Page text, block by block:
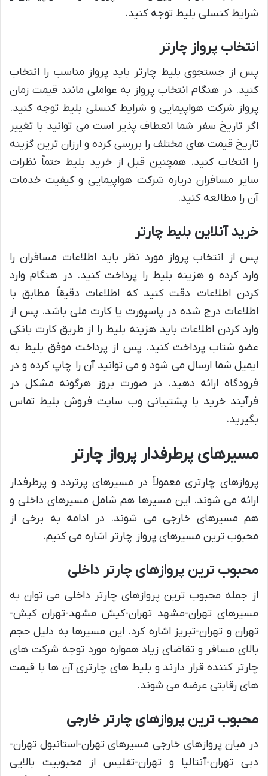
شرایط کنسلی بلیط توجه کنید.
انتخاب پرواز چارتر
پس از جستجوی بلیط چارتر باید پرواز مناسب را انتخاب
کنید. در هنگام انتخاب پرواز به عواملی مانند قیمت زمان
پرواز شرکت هواپیمایی و شرایط کنسلی بلیط توجه کنید.
اگر تاریخ سفر شما انعطاف پذیر است می توانید با تغییر
تاریخ قیمت های مختلف را بررسی کرده و ارزان ترین گزینه
را انتخاب کنید. همچنین قبل از خرید بلیط حتماً نظرات
سایر مسافران درباره شرکت هواپیمایی و کیفیت خدمات
آن را مطالعه کنید.
خرید آنلاین بلیط چارتر
پس از انتخاب پرواز مورد نظر باید اطلاعات مسافران را
وارد کرده و هزینه بلیط را پرداخت کنید. در هنگام وارد
کردن اطلاعات دقت کنید که اطلاعات دقیقاً مطابق با
اطلاعات درج شده در پاسپورت یا کارت ملی باشد. پس از
وارد کردن اطلاعات باید هزینه بلیط را از طریق کارت بانکی
عضو شتاب پرداخت کنید. پس از پرداخت موفق بلیط به
ایمیل شما ارسال می شود و می توانید آن را چاپ کرده و در
فرودگاه ارائه دهید. در صورت بروز هرگونه مشکل در
فرآیند خرید با پشتیبانی وب سایت فروش بلیط تماس
بگیرید.
مسیرهای پرطرفدار پرواز چارتر
پروازهای چارتری معمولاً در مسیرهای پرتردد و پرطرفدار
ارائه می شوند. این مسیرها هم شامل مسیرهای داخلی و
هم مسیرهای خارجی می شوند. در ادامه به برخی از
محبوب ترین مسیرهای پرواز چارتر اشاره می کنیم.
محبوب ترین پروازهای چارتر داخلی
از جمله محبوب ترین پروازهای چارتر داخلی می توان به
مسیرهای تهران-مشهد تهران-کیش مشهد-تهران کیش-
تهران و تهران-تبریز اشاره کرد. این مسیرها به دلیل حجم
بالای مسافر و تقاضای زیاد همواره مورد توجه شرکت های
چارتر کننده قرار دارند و بلیط های چارتری آن ها با قیمت
های رقابتی عرضه می شوند.
محبوب ترین پروازهای چارتر خارجی
در میان پروازهای خارجی مسیرهای تهران-استانبول تهران-
دبی تهران-آنتالیا و تهران-تفلیس از محبوبیت بالایی